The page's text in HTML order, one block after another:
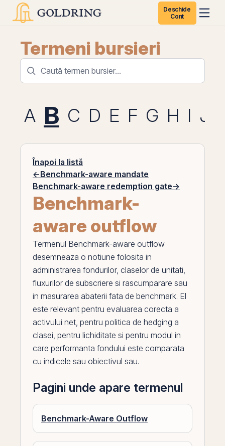
Deschide
Cont
Termeni bursieri
A B C D E F G H I J
Înapoi la listă
←Benchmark-aware mandate
Benchmark-aware redemption gate→
Benchmark-
aware outflow
Termenul Benchmark-aware outflow
desemneaza o notiune folosita in
administrarea fondurilor, claselor de unitati,
fluxurilor de subscriere si rascumparare sau
in masurarea abaterii fata de benchmark. El
este relevant pentru evaluarea corecta a
activului net, pentru politica de hedging a
clasei, pentru lichiditate si pentru modul in
care performanta fondului este comparata
cu indicele sau obiectivul sau.
Pagini unde apare termenul
Benchmark-Aware Outflow